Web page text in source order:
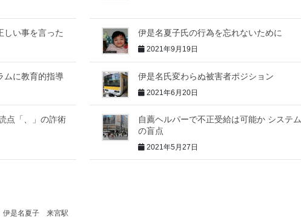
しい事を言った 伊是名夏子氏の行為を忘れないために
2021年9月19日
ムに教育的指導 伊是名氏変わらぬ被害者ポジション
2021年6月20日
点「、」の詐術
自薦ヘルパーで不正受給は可能か システム
の盲点
2021年5月27日
伊是名夏子 来宮駅